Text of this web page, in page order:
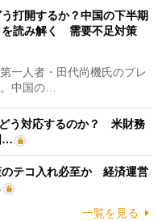
打開するか？中国の下半期
を読み解く 需要不足対策
一人者・田代尚機氏のプレ
。中国の…
う対応するのか？ 米財務
…
のテコ入れ必至か 経済運営
一覧を見る